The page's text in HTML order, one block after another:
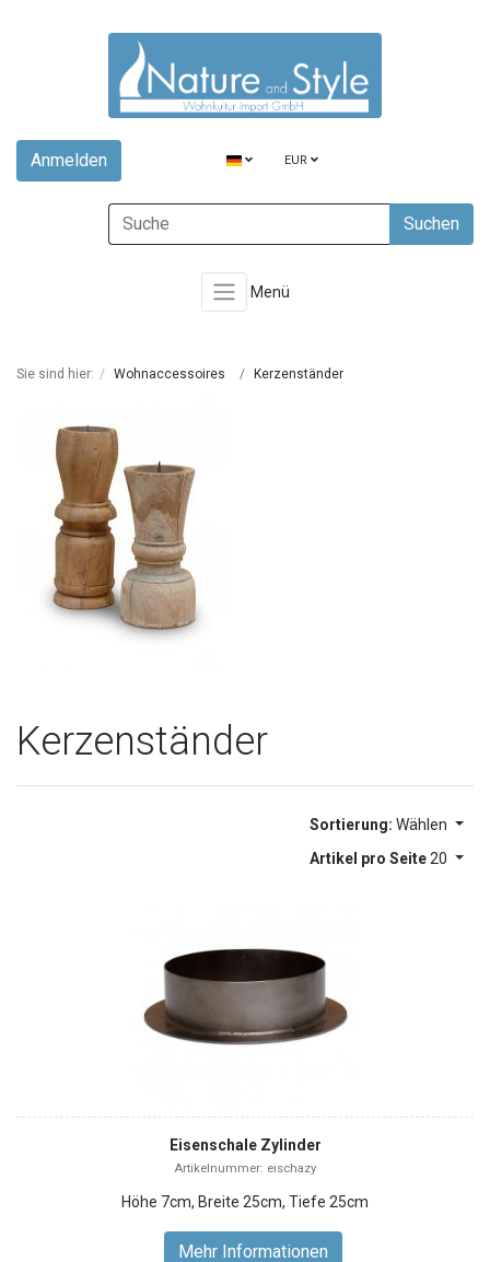
Anmelden EUR
Suchen
Menü
Sie sind hier: Wohnaccessoires Kerzenständer
Kerzenständer
Sortierung: Wählen
Artikel pro Seite20
Eisenschale Zylinder
Artikelnummer: eischazy
Höhe 7cm, Breite 25cm, Tiefe 25cm
Mehr Informationen